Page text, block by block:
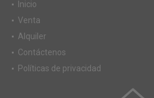
Inicio
Venta
Alquiler
Contáctenos
Políticas de privacidad